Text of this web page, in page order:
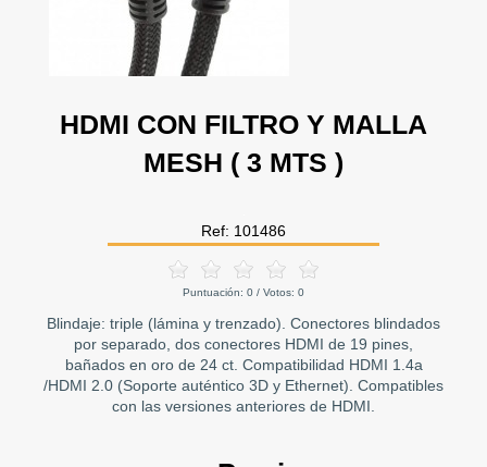
HDMI CON FILTRO Y MALLA
MESH ( 3 MTS )
Ref: 101486
Puntuación: 0 / Votos: 0
Blindaje: triple (lámina y trenzado). Conectores blindados
por separado, dos conectores HDMI de 19 pines,
bañados en oro de 24 ct. Compatibilidad HDMI 1.4a
/HDMI 2.0 (Soporte auténtico 3D y Ethernet). Compatibles
con las versiones anteriores de HDMI.